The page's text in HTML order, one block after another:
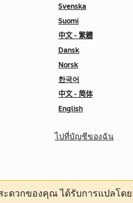
Svenska
Suomi
中文 - 繁體
Dansk
Norsk
한국어
中文 - 简体
English
ไปที่บัญชีของฉัน
ะดวกของคุณได้รับการแปลโด